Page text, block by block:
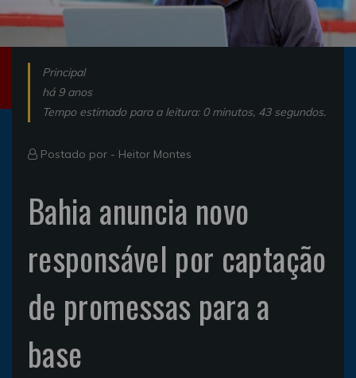
Principal
há 9 anos
Tempo estimado para a leitura: 0 minutos, 43 segundos.
Postado por - Heitor Montes
Bahia anuncia novo
responsável por captação
de promessas para a
base